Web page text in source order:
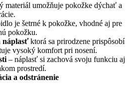
materiál umožňuje pokožke dýchať a
je šetrné k pokožke, vhodné aj pre
pokožku.
náplasťktorá sa prirodzene prispôsobí
vysoký komfort pri nosení.
– náplasť si zachová svoju funkciu aj
prostredí.
a odstránenie